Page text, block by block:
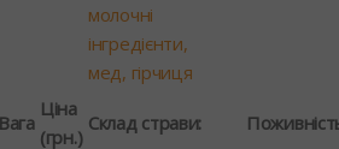
молочні
інгредієнти,
мед, гірчиця
Вага
Ціна
(грн.)
Склад страви: